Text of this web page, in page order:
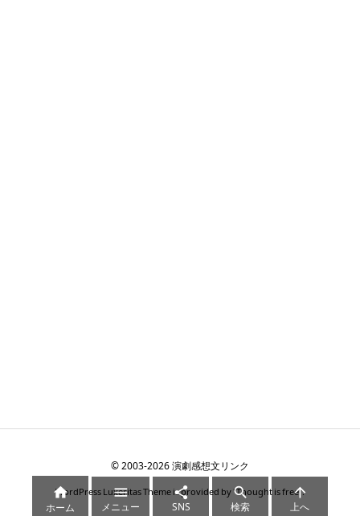
©2003-2026演劇感想文リンク
WordPress Luxeritas Theme is provided by "Thought is free".

ホーム

メニュー

SNS

検索

上へ